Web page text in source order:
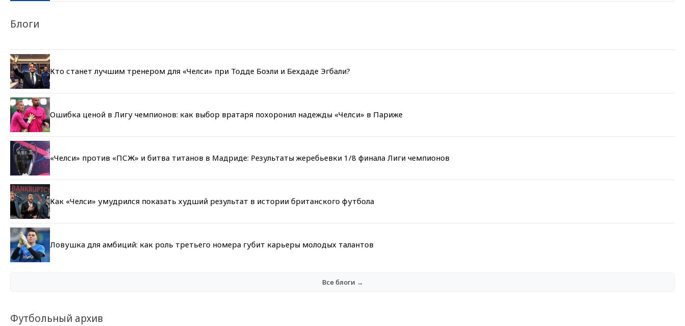
Блоги
Кто станет лучшим тренером для «Челси» при Тодде Боэли и Бехдаде Эгбали?
Ошибка ценой в Лигу чемпионов: как выбор вратаря похоронил надежды «Челси» в Париже
«Челси» против «ПСЖ» и битва титанов в Мадриде: Результаты жеребьевки 1/8 финала Лиги чемпионов
Как «Челси» умудрился показать худший результат в истории британского футбола
Ловушка для амбиций: как роль третьего номера губит карьеры молодых талантов
Все блоги →
Футбольный архив